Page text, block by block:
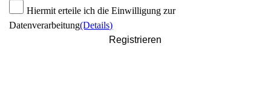
Hiermit erteile ich die Einwilligung zur
Datenverarbeitung(Details)
Registrieren